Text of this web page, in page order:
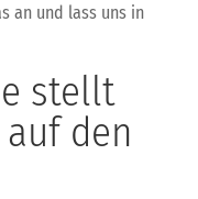
an und lass uns in
stellt
auf den